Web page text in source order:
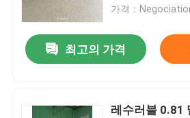
가격：
최고의 가격
레수러블 0.81